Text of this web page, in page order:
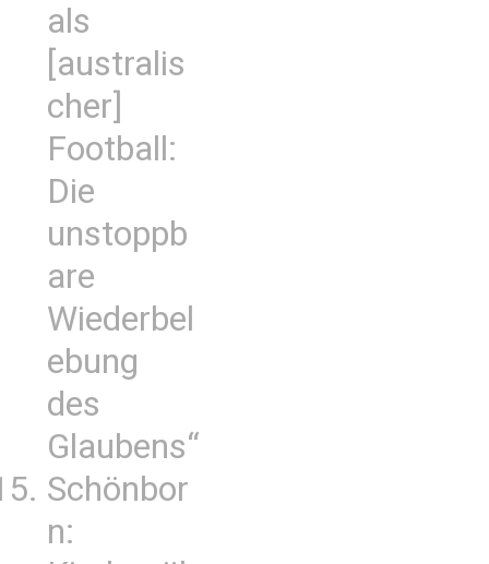
als
[australis
cher]
Football:
Die
unstoppb
are
Wiederbel
ebung
des
Glaubens“
Schönbor
n: